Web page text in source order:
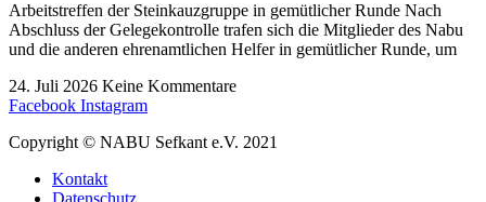
Arbeitstreffen der Steinkauzgruppe in gemütlicher Runde Nach
Abschluss der Gelegekontrolle trafen sich die Mitglieder des Nabu
und die anderen ehrenamtlichen Helfer in gemütlicher Runde, um
24. Juli 2026 Keine Kommentare
Facebook Instagram
Copyright © NABU Sefkant e.V. 2021
Kontakt
Datenschutz